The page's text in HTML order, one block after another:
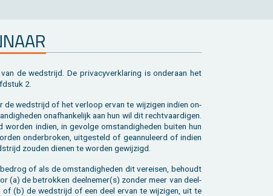
de wed­strijd. De pri­va­cy­ver­kla­ring is on­der­aan het
2.
de wed­strijd of het ver­loop ervan te wij­zi­gen in­dien on­
on­af­han­ke­lijk aan hun wil dit recht­vaar­di­gen.
wor­den in­dien, in ge­vol­ge om­stan­dig­he­den bui­ten hun
on­der­bro­ken, uit­ge­steld of ge­an­nu­leerd of in­dien
zou­den die­nen te wor­den ge­wij­zigd.
of als de om­stan­dig­he­den dit ver­ei­sen, be­houdt
(a) de be­trok­ken deel­ne­mer(s) zon­der meer van deel­
(b) de wed­strijd of een deel ervan te wij­zi­gen, uit te